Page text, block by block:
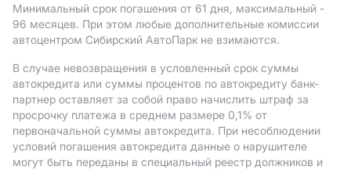
Минимальный срок погашения от 61 дня, максимальный -
96 месяцев. При этом любые дополнительные комиссии
автоцентром Сибирский АвтоПарк не взимаются.
В случае невозвращения в условленный срок суммы
автокредита или суммы процентов по автокредиту банк-
партнер оставляет за собой право начислить штраф за
просрочку платежа в среднем размере 0,1% от
первоначальной суммы автокредита. При несоблюдении
условий погашения автокредита данные о нарушителе
могут быть переданы в специальный реестр должников и